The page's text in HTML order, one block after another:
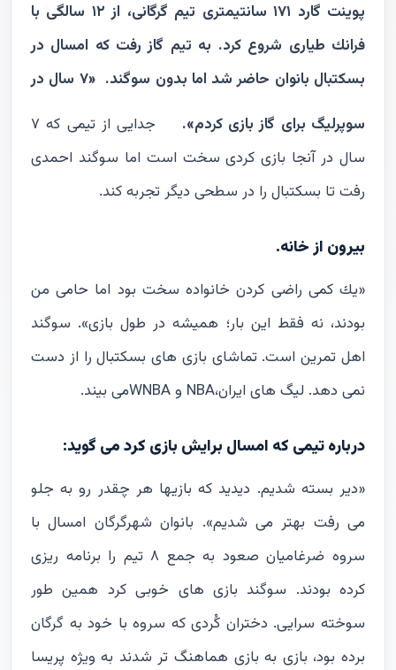
پوينت گارد ١٧١ سانتيمترى تيم گرگانى، از ١٢ سالگى با
فرانك طيارى شروع كرد. به تيم گاز رفت كه امسال در
بسكتبال بانوان حاضر شد اما بدون سوگند.
«٧ سال در
سوپرليگ براى گاز بازى كردم».
جدايى از تيمى كه ٧
سال در آنجا بازى كردى سخت است اما سوگند احمدى
رفت تا بسكتبال را در سطحى ديگر تجربه كند.
بيرون از خانه.
«يك كمى راضى كردن خانواده سخت بود اما حامى من
بودند، نه فقط اين بار؛ هميشه در طول بازى». سوگند
اهل تمرين است. تماشاى بازى هاى بسكتبال را از دست
نمى دهد. ليگ هاى ايران،NBA و WNBAمى بيند.
درباره تيمى كه امسال برايش بازى كرد مى گويد:
«دير بسته شديم. ديديد كه بازيها هر چقدر رو به جلو
مى رفت بهتر مى شديم». بانوان شهرگرگان امسال با
سروه ضرغاميان صعود به جمع ٨ تيم را برنامه ريزى
كرده بودند. سوگند بازى هاى خوبى كرد همين طور
سوخته سرايى. دختران كُردى كه سروه با خود به گرگان
برده بود، بازى به بازى هماهنگ تر شدند به ويژه پريسا